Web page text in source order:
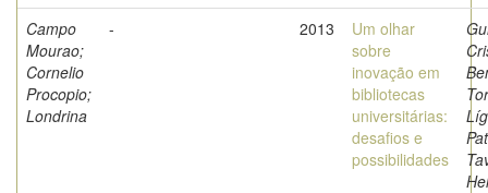
Campo
Mourao;
Cornelio
Procopio;
Londrina
- 2013
Um olhar
sobre
inovação em
bibliotecas
universitárias:
desafios e
possibilidades